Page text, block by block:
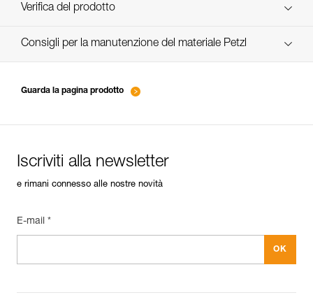
verif-EPI-casques-PRO-procedure-IT
Verifica del prodotto
verif-EPI-casque-PRO-suivi-IT
Consigli per la manutenzione del materiale Petzl
Guarda la pagina prodotto
Iscriviti alla newsletter
e rimani connesso alle nostre novità
E-mail *